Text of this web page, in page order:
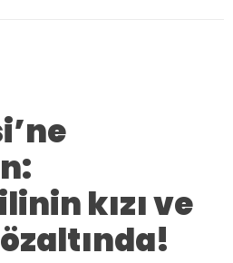
kızı ve